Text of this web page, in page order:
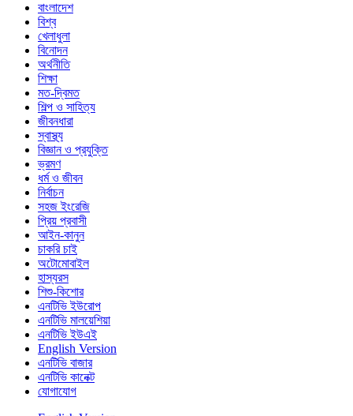
বাংলাদেশ
বিশ্ব
খেলাধুলা
বিনোদন
অর্থনীতি
শিক্ষা
মত-দ্বিমত
শিল্প ও সাহিত্য
জীবনধারা
স্বাস্থ্য
বিজ্ঞান ও প্রযুক্তি
ভ্রমণ
ধর্ম ও জীবন
নির্বাচন
সহজ ইংরেজি
প্রিয় প্রবাসী
আইন-কানুন
চাকরি চাই
অটোমোবাইল
হাস্যরস
শিশু-কিশোর
এনটিভি ইউরোপ
এনটিভি মালয়েশিয়া
এনটিভি ইউএই
English Version
এনটিভি বাজার
এনটিভি কানেক্ট
যোগাযোগ